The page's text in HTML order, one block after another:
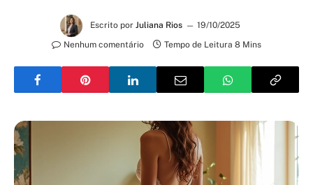
Escrito por Juliana Rios
19/10/2025
Nenhum comentário
Tempo de Leitura 8 Mins